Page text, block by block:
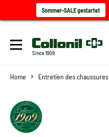
Sommer-SALE gestartet
Since 1909
Home Entretien des chaussures